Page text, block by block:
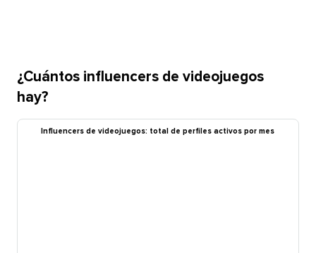
¿Cuántos influencers de videojuegos
hay?​​
Influencers de videojuegos: total de perfiles activos por mes​​